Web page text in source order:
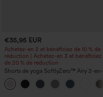
€35,95 EUR
Achetez-en 2 et bénéficiez de 10 % de
réduction | Achetez-en 3 et bénéficiez
de 20 % de réduction
Shorts de yoga SoftlyZero™ Airy 2-en-1
InstantCool, super taille haute, 7" avec
poches